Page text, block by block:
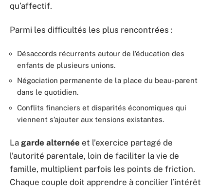
qu’affectif.
Parmi les difficultés les plus rencontrées :
Désaccords récurrents autour de l’éducation des
enfants de plusieurs unions.
Négociation permanente de la place du beau-parent
dans le quotidien.
Conflits financiers et disparités économiques qui
viennent s’ajouter aux tensions existantes.
La garde alternée et l’exercice partagé de
l’autorité parentale, loin de faciliter la vie de
famille, multiplient parfois les points de friction.
Chaque couple doit apprendre à concilier l’intérêt